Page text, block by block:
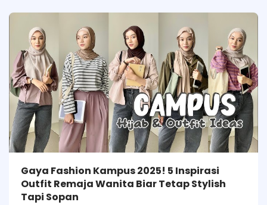
Gaya Fashion Kampus 2025! 5 Inspirasi
Outfit Remaja Wanita Biar Tetap Stylish
Tapi Sopan